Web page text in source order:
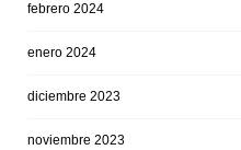
febrero 2024
enero 2024
diciembre 2023
noviembre 2023